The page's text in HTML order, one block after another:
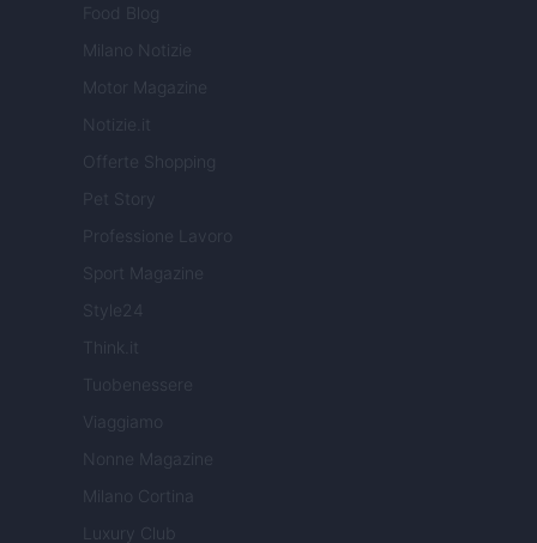
Food Blog
Milano Notizie
Motor Magazine
Notizie.it
Offerte Shopping
Pet Story
Professione Lavoro
Sport Magazine
Style24
Think.it
Tuobenessere
Viaggiamo
Nonne Magazine
Milano Cortina
Luxury Club